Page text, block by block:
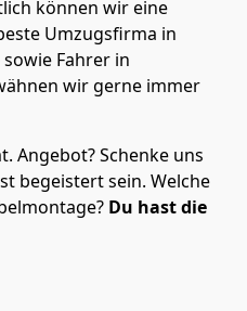
können wir eine
Umzugsfirma in
Fahrer in
wir gerne immer
Angebot? Schenke uns
begeistert sein. Welche
Du hast die